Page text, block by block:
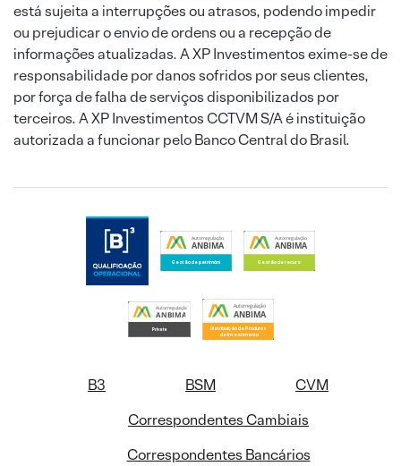
está sujeita a interrupções ou atrasos, podendo impedir
ou prejudicar o envio de ordens ou a recepção de
informações atualizadas. A XP Investimentos exime-se de
responsabilidade por danos sofridos por seus clientes,
por força de falha de serviços disponibilizados por
terceiros. A XP Investimentos CCTVM S/A é instituição
autorizada a funcionar pelo Banco Central do Brasil.
B3 BSM
CVM
Correspondentes Cambiais
Correspondentes Bancários